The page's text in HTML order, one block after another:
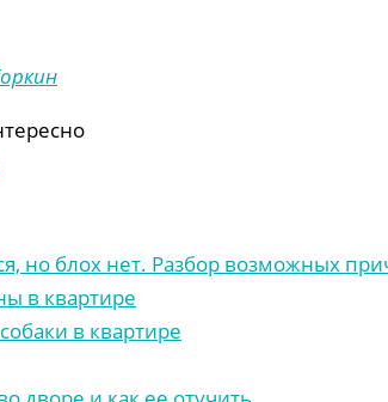
но блох нет. Разбор возможных
в квартире